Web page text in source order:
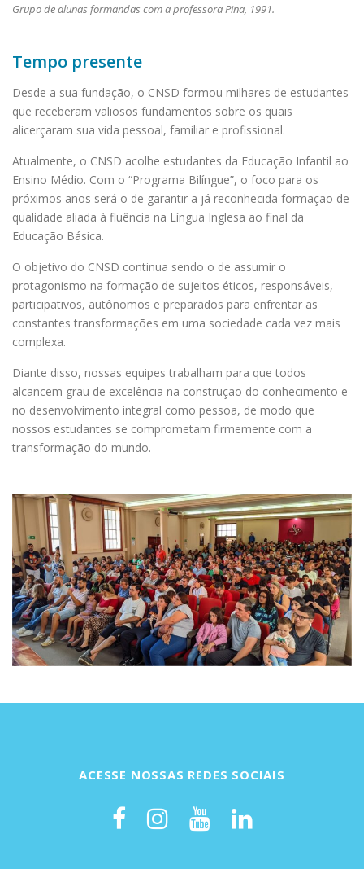
Grupo de alunas formandas com a professora Pina, 1991.
Tempo presente
Desde a sua fundação, o CNSD formou milhares de estudantes
que receberam valiosos fundamentos sobre os quais
alicerçaram sua vida pessoal, familiar e profissional.
Atualmente, o CNSD acolhe estudantes da Educação Infantil ao
Ensino Médio. Com o “Programa Bilíngue”, o foco para os
próximos anos será o de garantir a já reconhecida formação de
qualidade aliada à fluência na Língua Inglesa ao final da
Educação Básica.
O objetivo do CNSD continua sendo o de assumir o
protagonismo na formação de sujeitos éticos, responsáveis,
participativos, autônomos e preparados para enfrentar as
constantes transformações em uma sociedade cada vez mais
complexa.
Diante disso, nossas equipes trabalham para que todos
alcancem grau de excelência na construção do conhecimento e
no desenvolvimento integral como pessoa, de modo que
nossos estudantes se comprometam firmemente com a
transformação do mundo.
ACESSE NOSSAS REDES SOCIAIS